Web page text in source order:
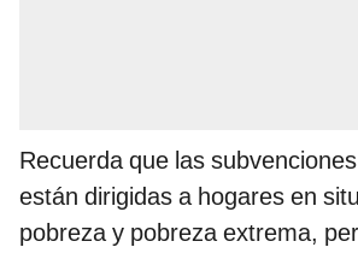
Recuerda que las
están dirigidas a hogares en
pobreza y pobreza extrema,